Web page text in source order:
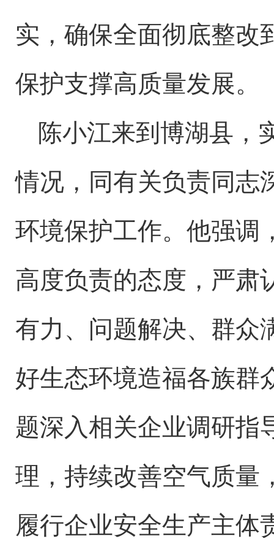
实，确保全面彻底整改
保护支撑高质量发展。
陈小江来到博湖县，
情况，同有关负责同志
环境保护工作。他强调
高度负责的态度，严肃
有力、问题解决、群众
好生态环境造福各族群
题深入相关企业调研指
理，持续改善空气质量
履行企业安全生产主体